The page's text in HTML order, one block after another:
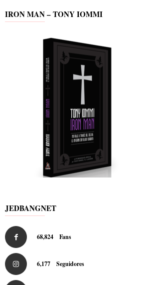
IRON MAN – TONY IOMMI
JEDBANGNET
68,824 Fans
6,177 Seguidores